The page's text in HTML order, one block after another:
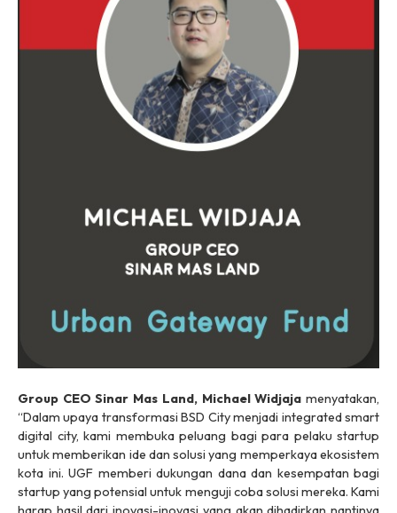
Group CEO Sinar Mas Land, Michael Widjaja menyatakan,
“Dalam upaya transformasi BSD City menjadi integrated smart
digital city, kami membuka peluang bagi para pelaku startup
untuk memberikan ide dan solusi yang memperkaya ekosistem
kota ini. UGF memberi dukungan dana dan kesempatan bagi
startup yang potensial untuk menguji coba solusi mereka. Kami